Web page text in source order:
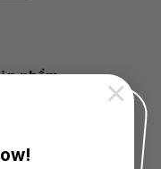
×
phẩm
khách hàng
thu.
mua hàng, xây